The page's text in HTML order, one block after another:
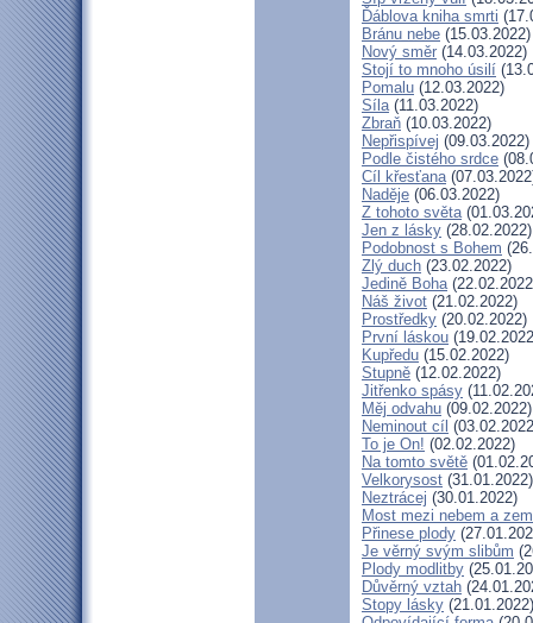
Ďáblova kniha smrti
Bránu nebe (15.03.2022)
Nový směr (14.03.2022)
Stojí to mnoho úsilí
Pomalu (12.03.2022)
Síla(11.03.2022)
Zbraň (10.03.2022)
Nepřispívej (09.03.2022)
Podle čistého srdce
Cíl křesťana
Naděje (06.03.2022)
Z tohoto světa
Jen z lásky (28.02.2022)
Podobnost s Bohem
Zlý duch (23.02.2022)
Jedině Boha
Náš život (21.02.2022)
Prostředky (20.02.2022)
První láskou
Kupředu (15.02.2022)
Stupně (12.02.2022)
Jitřenko spásy
Měj odvahu (09.02.2022)
Neminout cíl
To je On! (02.02.2022)
Na tomto světě
Velkorysost (31.01.2022)
Neztrácej (30.01.2022)
Most mezi nebem a
Přinese plody
Je věrný svým slibům
Plody modlitby
Důvěrný vztah
Stopy lásky (21.01.2022)